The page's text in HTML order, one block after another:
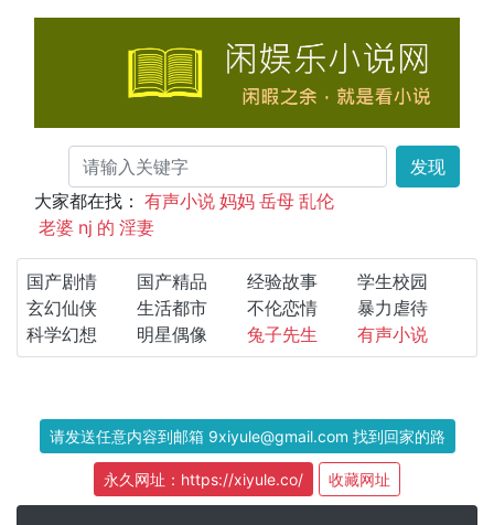
发现
大家都在找： 有声小说 妈妈 岳母 乱伦
老婆 nj 的 淫妻
国产剧情 国产精品 经验故事
学生校园
玄幻仙侠
生活都市 不伦恋情
暴力虐待
科学幻想
明星偶像 兔子先生 有声小说
请发送任意内容到邮箱 9xiyule@gmail.com 找到回家的路
永久网址：https://xiyule.co/ 收藏网址